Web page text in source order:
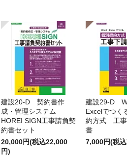
建設20-D 契約書作
成・管理システム
HOREI SIGN工事請負契
約書セット
20,000円(税込22,000
円)
建設29-D
Excelでつ
約方式 工事
書
7,000円(税